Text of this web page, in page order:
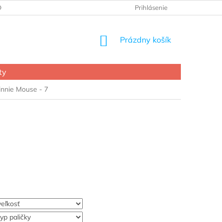
OSOBNÝCH ÚDAJOV Prihlásenie
NÁKUPNÝ
Prázdny košík
Mouse - 7